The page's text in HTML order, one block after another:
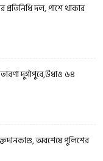
দল, পাশে থাকার
দুর্গাপুরে,উধাও ৬৪
অবশেষে পুলিশের